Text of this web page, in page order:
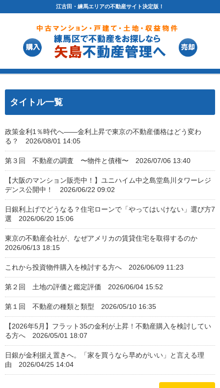
江古田・練馬エリアの不動産サイト決定版！
タイトル一覧
政策金利1％時代へ――金利上昇で東京の不動産価格はどう変わ
る？ 2026/08/01 14:05
第３回 不動産の調査 〜物件と債権〜 2026/07/06 13:40
【大阪のマンション販売中！】ユニハイム中之島堂島川タワーレジ
デンス公開中！ 2026/06/22 09:02
日銀利上げでどうなる？住宅ローンで「やってはいけない」選び方7
選 2026/06/20 15:06
東京の不動産会社が、なぜアメリカの賃貸住宅を取得するのか
2026/06/13 18:15
これから投資物件購入を検討する方へ 2026/06/09 11:23
第２回 土地の評価と鑑定評価 2026/06/04 15:52
第１回 不動産の種類と類型 2026/05/10 16:35
【2026年5月】フラット35の金利が上昇！不動産購入を検討してい
る方へ 2026/05/01 18:07
日銀が金利据え置きへ。「家を買うなら早めがいい」と言える理
由 2026/04/25 14:04